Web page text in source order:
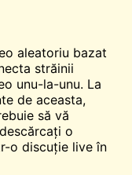
aleatoriu bazat
străinii
unu-la-unu. La
de aceasta,
să vă
o
o discuție live în